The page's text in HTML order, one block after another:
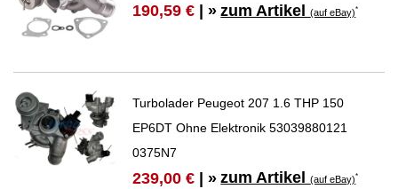
190,59 € | » zum Artikel(auf eBay)*
Turbolader Peugeot 207 1.6 THP 150
EP6DT Ohne Elektronik 53039880121
0375N7
239,00 € | » zum Artikel(auf eBay)*